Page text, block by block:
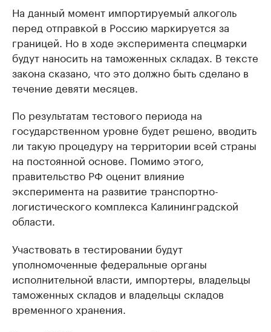
На данный момент импортируемый алкоголь
перед отправкой в Россию маркируется за
границей. Но в ходе эксперимента спецмарки
будут наносить на таможенных складах. В тексте
закона сказано, что это должно быть сделано в
течение девяти месяцев.
По результатам тестового периода на
государственном уровне будет решено, вводить
ли такую процедуру на территории всей страны
на постоянной основе. Помимо этого,
правительство РФ оценит влияние
эксперимента на развитие транспортно-
логистического комплекса Калининградской
области.
Участвовать в тестировании будут
уполномоченные федеральные органы
исполнительной власти, импортеры, владельцы
таможенных складов и владельцы складов
временного хранения.